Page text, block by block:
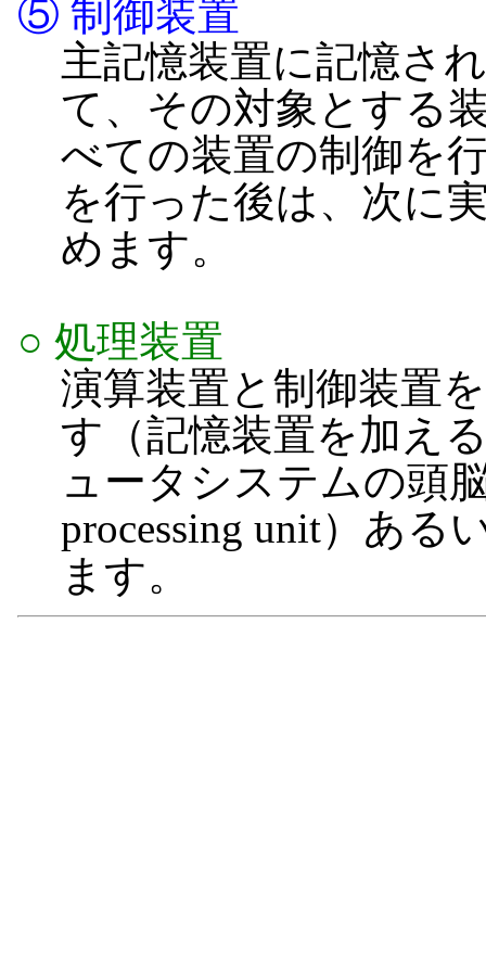
⑤ 制御装置
主記憶装置に記憶さ
て、その対象とする
べての装置の制御を
を行った後は、次に
めます。
○ 処理装置
演算装置と制御装置
す（記憶装置を加え
ュータシステムの頭
processing unit）ある
ます。